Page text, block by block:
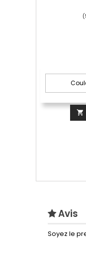
(

Avis
Soyez le